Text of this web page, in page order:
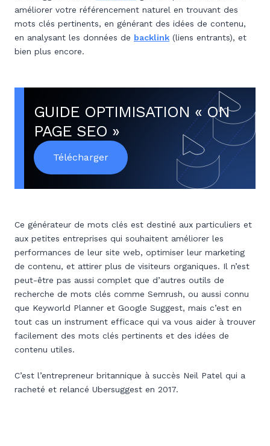
améliorer votre référencement naturel en trouvant des
mots clés pertinents, en générant des idées de contenu,
en analysant les données de backlink (liens entrants), et
bien plus encore.
GUIDE OPTIMISATION « ON
PAGE SEO »
Télécharger
Ce générateur de mots clés est destiné aux particuliers et
aux petites entreprises qui souhaitent améliorer les
performances de leur site web, optimiser leur marketing
de contenu, et attirer plus de visiteurs organiques. Il n’est
peut-être pas aussi complet que d’autres outils de
recherche de mots clés comme Semrush, ou aussi connu
que Keyworld Planner et Google Suggest, mais c’est en
tout cas un instrument efficace qui va vous aider à trouver
facilement des mots clés pertinents et des idées de
contenu utiles.
C’est l’entrepreneur britannique à succès Neil Patel qui a
racheté et relancé Ubersuggest en 2017.